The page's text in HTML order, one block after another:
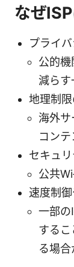
なぜ
プライ
公的
減らす
地理制
海外
コンテ
セキュ
公共
速度制
一部の
する
る場合